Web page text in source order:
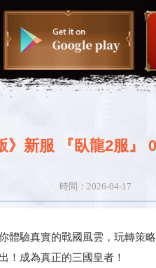
》新服 『臥龍2服』
時間：2026-04-17
體驗真實的戰國風雲，玩轉策
！成為真正的三國皇者！